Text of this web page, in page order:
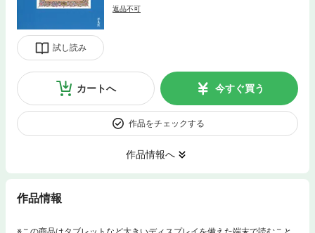
試し読み
返品不可
カートへ 今すぐ買う
作品をチェックする
作品情報へ
作品情報